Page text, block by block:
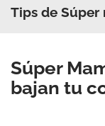
Tips de Súper
Súper
bajan tu